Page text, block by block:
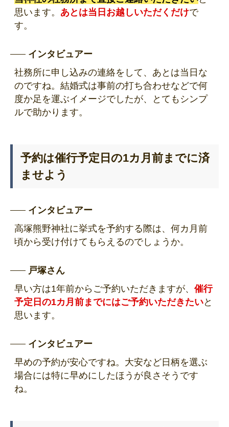
思います。 あとは当日お越しいただくだけで
す。
インタビュアー
社務所に申し込みの連絡をして、あとは当日な
のですね。結婚式は事前の打ち合わせなどで何
度か足を運ぶイメージでしたが、とてもシンプ
ルで助かります。
予約は催行予定日の1カ月前までに済
ませよう
インタビュアー
高塚熊野神社に挙式を予約する際は、何カ月前
頃から受け付けてもらえるのでしょうか。
戸塚さん
早い方は1年前からご予約いただきますが、 催行
予定日の1カ月前までにはご予約いただきたいと
思います。
インタビュアー
早めの予約が安心ですね。大安など日柄を選ぶ
場合には特に早めにしたほうが良さそうです
ね。